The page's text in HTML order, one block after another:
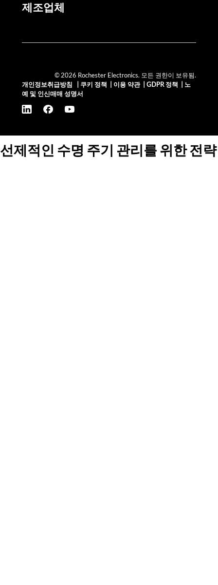
제조업체
© 2026 Rochester Electronics. 모든 권한이 보유됨.
개인정보취급방침
쿠키 정책 이용 약관| GDPR 정책
노
예 및 인신매매 성명서
선제적인 수명 주기 관리를 위한 전략